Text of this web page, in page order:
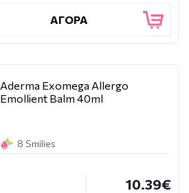
ΑΓΟΡΑ
Aderma Exomega Allergo
Emollient Balm 40ml
8 Smilies
10.39€